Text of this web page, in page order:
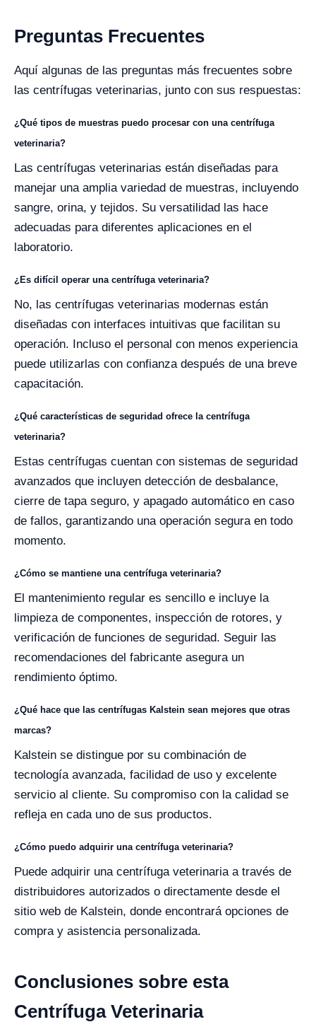
Preguntas Frecuentes
Aquí algunas de las preguntas más frecuentes sobre
las centrífugas veterinarias, junto con sus respuestas:
¿Qué tipos de muestras puedo procesar con una centrífuga
veterinaria?
Las centrífugas veterinarias están diseñadas para
manejar una amplia variedad de muestras, incluyendo
sangre, orina, y tejidos. Su versatilidad las hace
adecuadas para diferentes aplicaciones en el
laboratorio.
¿Es difícil operar una centrífuga veterinaria?
No, las centrífugas veterinarias modernas están
diseñadas con interfaces intuitivas que facilitan su
operación. Incluso el personal con menos experiencia
puede utilizarlas con confianza después de una breve
capacitación.
¿Qué características de seguridad ofrece la centrífuga
veterinaria?
Estas centrífugas cuentan con sistemas de seguridad
avanzados que incluyen detección de desbalance,
cierre de tapa seguro, y apagado automático en caso
de fallos, garantizando una operación segura en todo
momento.
¿Cómo se mantiene una centrífuga veterinaria?
El mantenimiento regular es sencillo e incluye la
limpieza de componentes, inspección de rotores, y
verificación de funciones de seguridad. Seguir las
recomendaciones del fabricante asegura un
rendimiento óptimo.
¿Qué hace que las centrífugas Kalstein sean mejores que otras
marcas?
Kalstein se distingue por su combinación de
tecnología avanzada, facilidad de uso y excelente
servicio al cliente. Su compromiso con la calidad se
refleja en cada uno de sus productos.
¿Cómo puedo adquirir una centrífuga veterinaria?
Puede adquirir una centrífuga veterinaria a través de
distribuidores autorizados o directamente desde el
sitio web de Kalstein, donde encontrará opciones de
compra y asistencia personalizada.
Conclusiones sobre esta
Centrífuga Veterinaria